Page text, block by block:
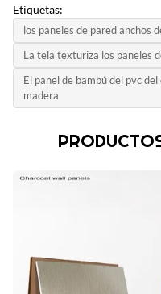
Color:
El cliente requiere
Size:
Soporte de tamaños
Lujo moderno
Thickness:
Panel de pared de WPC
Certificate:
Modelo de producto:
Personalizable
Certificado:
ISO9001
Porcelana
Negociar
Precio unitario:
Contact us
Método de pago:
6000 metros por día
Etiquetas:
los paneles de pared anchos
La tela texturiza los paneles
El panel de bambú del pvc
madera